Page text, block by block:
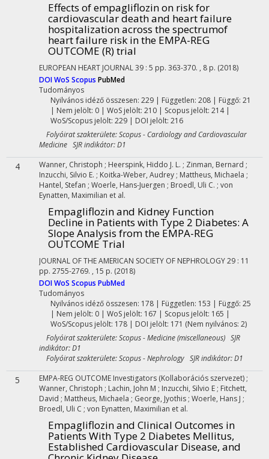
Effects of empagliflozin on risk for
cardiovascular death and heart failure
hospitalization across the spectrumof
heart failure risk in the EMPA-REG
OUTCOME (R) trial
EUROPEAN HEART JOURNAL39 : 5 pp. 363-370. , 8 p. (2018)
DOIWoS Scopus PubMed
Tudományos
Nyilvános idéző összesen: 229| Független: 208 | Függő: 21
| Nem jelölt: 0 | WoS jelölt: 210 | Scopus jelölt: 214 |
WoS/Scopus jelölt: 229 | DOI jelölt: 216
Folyóirat szakterülete: Scopus - Cardiology and Cardiovascular
Medicine SJR indikátor: D1
4 Wanner, Christoph ; Heerspink, Hiddo J. L. ; Zinman, Bernard ;
Inzucchi, Silvio E. ; Koitka-Weber, Audrey ; Mattheus, Michaela ;
Hantel, Stefan ; Woerle, Hans-Juergen ; Broedl, Uli C. ; von
Eynatten, Maximilian et al.
Empagliflozin and Kidney Function
Decline in Patients with Type 2 Diabetes: A
Slope Analysis from the EMPA-REG
OUTCOME Trial
JOURNAL OF THE AMERICAN SOCIETY OF NEPHROLOGY29 : 11
pp. 2755-2769. , 15 p. (2018)
DOIWoS Scopus PubMed
Tudományos
Nyilvános idéző összesen: 178| Független: 153 | Függő: 25
| Nem jelölt: 0 | WoS jelölt: 167 | Scopus jelölt: 165 |
WoS/Scopus jelölt: 178 | DOI jelölt: 171 (Nem nyilvános: 2)
Folyóirat szakterülete: Scopus - Medicine (miscellaneous) SJR
indikátor: D1
Folyóirat szakterülete: Scopus - Nephrology SJR indikátor: D1
5 EMPA-REG OUTCOME Investigators (Kollaborációs szervezet) ;
Wanner, Christoph ; Lachin, John M ; Inzucchi, Silvio E ; Fitchett,
David ; Mattheus, Michaela ; George, Jyothis ; Woerle, Hans J ;
Broedl, Uli C ; von Eynatten, Maximilian et al.
Empagliflozin and Clinical Outcomes in
Patients With Type 2 Diabetes Mellitus,
Established Cardiovascular Disease, and